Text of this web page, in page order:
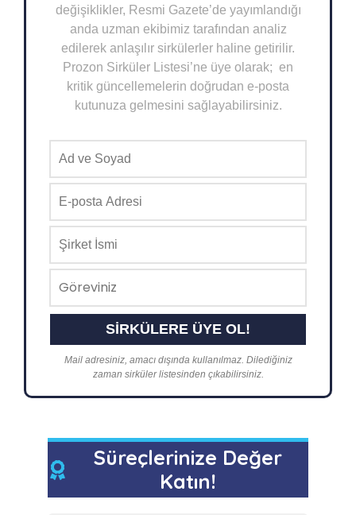
değişiklikler, Resmi Gazete’de yayımlandığı
anda uzman ekibimiz tarafından analiz
edilerek anlaşılır sirkülerler haline getirilir.
Prozon Sirküler Listesi’ne üye olarak; en
kritik güncellemelerin doğrudan e-posta
kutunuza gelmesini sağlayabilirsiniz.
Mail adresiniz, amacı dışında kullanılmaz. Dilediğiniz
zaman sirküler listesinden çıkabilirsiniz.
Süreçlerinize Değer
Katın!